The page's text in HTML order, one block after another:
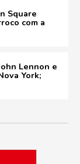
Square
com a
Lennon e
York;